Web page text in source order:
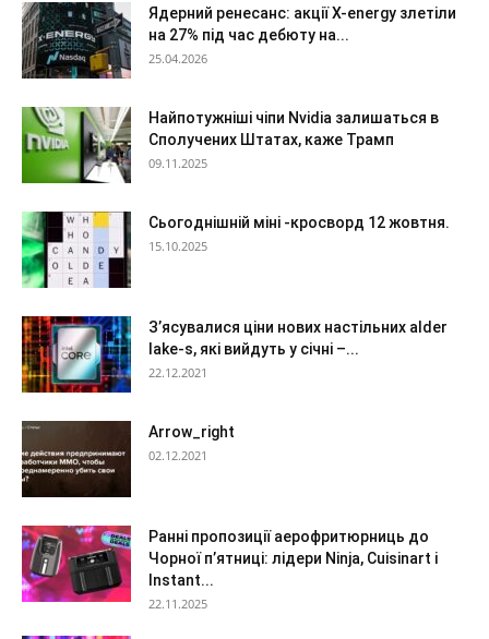
Ядерний ренесанс: акції X-energy злетіли
на 27% під час дебюту на...
25.04.2026
Найпотужніші чіпи Nvidia залишаться в
Сполучених Штатах, каже Трамп
09.11.2025
Сьогоднішній міні -кросворд 12 жовтня.
15.10.2025
З’ясувалися ціни нових настільних alder
lake-s, які вийдуть у січні –...
22.12.2021
Arrow_right
02.12.2021
Ранні пропозиції аерофритюрниць до
Чорної п’ятниці: лідери Ninja, Cuisinart і
Instant...
22.11.2025